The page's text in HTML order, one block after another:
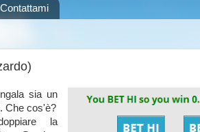
Contattami
sia un
Che cos'è?
la